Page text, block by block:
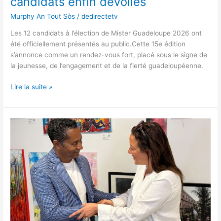
Murphy An Tout Sòs /dedirectetv
Les 12 candidats à l’élection de Mister Guadeloupe 2026 ont
été officiellement présentés au public.Cette 15e édition
s’annonce comme un rendez-vous fort, placé sous le signe de
la jeunesse, de l’engagement et de la fierté guadeloupéenne.
Lire la suite »
Commissariat
des
Diasporas
Africaines
de
France
ouvre